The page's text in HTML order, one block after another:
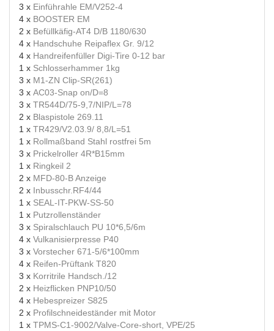
3 x Einführahle EM/V252-4
4 x BOOSTER EM
2 x Befüllkäfig-AT4 D/B 1180/630
4 x Handschuhe Reipaflex Gr. 9/12
4 x Handreifenfüller Digi-Tire 0-12 bar
1 x Schlosserhammer 1kg
3 x M1-ZN Clip-SR(261)
3 x AC03-Snap on/D=8
3 x TR544D/75-9,7/NIP/L=78
2 x Blaspistole 269.11
1 x TR429/V2.03.9/ 8,8/L=51
1 x Rollmaßband Stahl rostfrei 5m
3 x Prickelroller 4R*B15mm
1 x Ringkeil 2
2 x MFD-80-B Anzeige
2 x Inbusschr.RF4/44
1 x SEAL-IT-PKW-SS-50
1 x Putzrollenständer
3 x Spiralschlauch PU 10*6,5/6m
4 x Vulkanisierpresse P40
3 x Vorstecher 671-5/6*100mm
4 x Reifen-Prüftank T820
3 x Korritrile Handsch./12
2 x Heizflicken PNP10/50
4 x Hebespreizer S825
2 x Profilschneideständer mit Motor
1 x TPMS-C1-9002/Valve-Core-short, VPE/25